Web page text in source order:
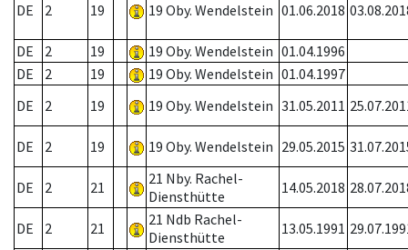
DE 2 19 19 Oby. Wendelstein 01.06.2018
DE 2 19 19 Oby. Wendelstein 01.04.1996
DE
2 19 19 Oby. Wendelstein 01.04.1997
DE
2 19 19 Oby. Wendelstein 31.05.2011
DE 2 19 19 Oby. Wendelstein 29.05.2015
DE 2 21
21 Nby. Rachel-
Diensthütte
14.05.2018
DE 2 21
21 Ndb Rachel-
Diensthütte
13.05.1991